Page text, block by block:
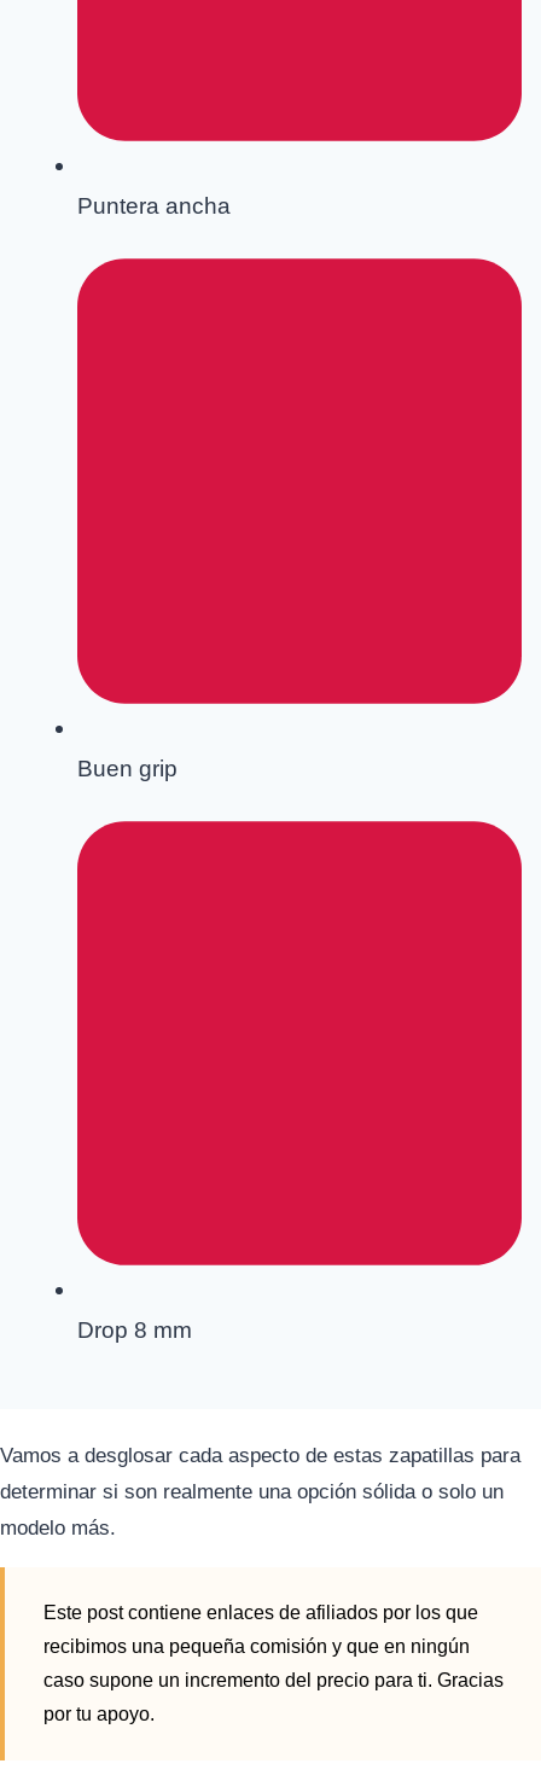
Puntera ancha
Buen grip
Drop 8 mm
Vamos a desglosar cada aspecto de estas zapatillas para
determinar si son realmente una opción sólida o solo un
modelo más.
Este post contiene enlaces de afiliados por los que
recibimos una pequeña comisión y que en ningún
caso supone un incremento del precio para ti. Gracias
por tu apoyo.